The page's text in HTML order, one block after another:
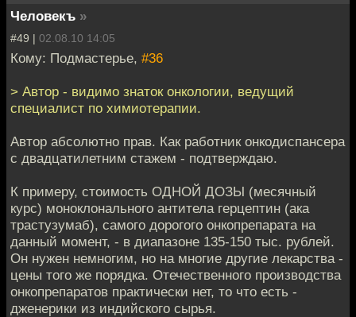
Человекъ »
#49 | 02.08.10 14:05
Кому: Подмастерье, #36
> Автор - видимо знаток онкологии, ведущий
специалист по химиотерапии.
Автор абсолютно прав. Как работник онкодиспансера
с двадцатилетним стажем - подтверждаю.
К примеру, стоимость ОДНОЙ ДОЗЫ (месячный
курс) моноклонального антитела герцептин (ака
трастузумаб), самого дорогого онкопрепарата на
данный момент, - в диапазоне 135-150 тыс. рублей.
Он нужен немногим, но на многие другие лекарства -
цены того же порядка. Отечественного производства
онкопрепаратов практически нет, то что есть -
дженерики из индийского сырья.